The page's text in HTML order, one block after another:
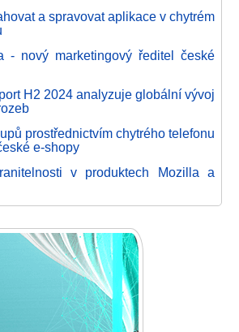
a spravovat aplikace v chytrém
- nový marketingový ředitel české
H2 2024 analyzuje globální vývoj
prostřednictvím chytrého telefonu
e-shopy
v produktech Mozilla a